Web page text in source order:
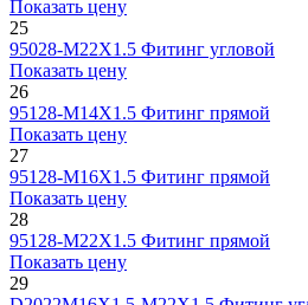
Показать цену
25
95028-М22Х1.5 Фитинг угловой
Показать цену
26
95128-М14Х1.5 Фитинг прямой
Показать цену
27
95128-М16Х1.5 Фитинг прямой
Показать цену
28
95128-М22Х1.5 Фитинг прямой
Показать цену
29